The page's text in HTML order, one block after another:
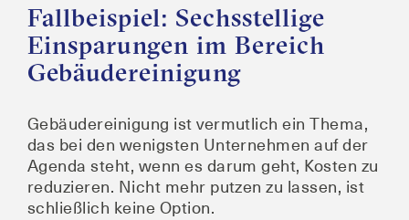
Fallbeispiel: Sechsstellige
Einsparungen im Bereich
Gebäudereinigung
Gebäu­de­rei­ni­gung ist ver­mut­lich ein The­ma,
das bei den wenigs­ten Unter­neh­men auf der
Agen­da steht, wenn es dar­um geht, Kos­ten zu
redu­zie­ren. Nicht mehr put­zen zu las­sen, ist
schließ­lich kei­ne Option.